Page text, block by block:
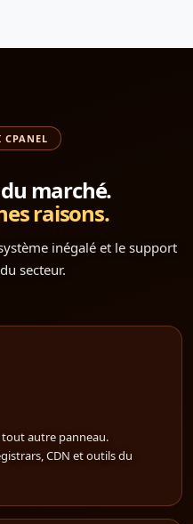
CPANEL
marché.
raisons.
inégalé et le support
secteur.
autre panneau.
CDN et outils du